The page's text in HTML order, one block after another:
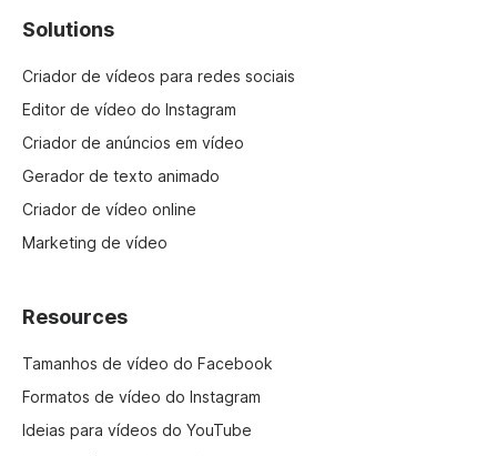
Solutions
Criador de vídeos para redes sociais
Editor de vídeo do Instagram
Criador de anúncios em vídeo
Gerador de texto animado
Criador de vídeo online
Marketing de vídeo
Resources
Tamanhos de vídeo do Facebook
Formatos de vídeo do Instagram
Ideias para vídeos do YouTube